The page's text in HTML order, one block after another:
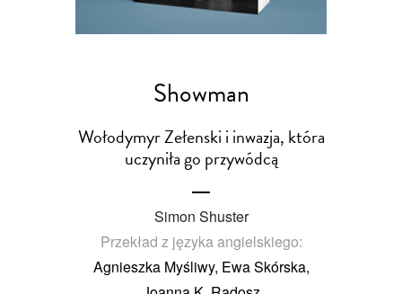
Showman
Wołodymyr Zełenski i inwazja, która
uczyniła go przywódcą
Simon Shuster
Przekład z języka angielskiego:
Agnieszka Myśliwy, Ewa Skórska,